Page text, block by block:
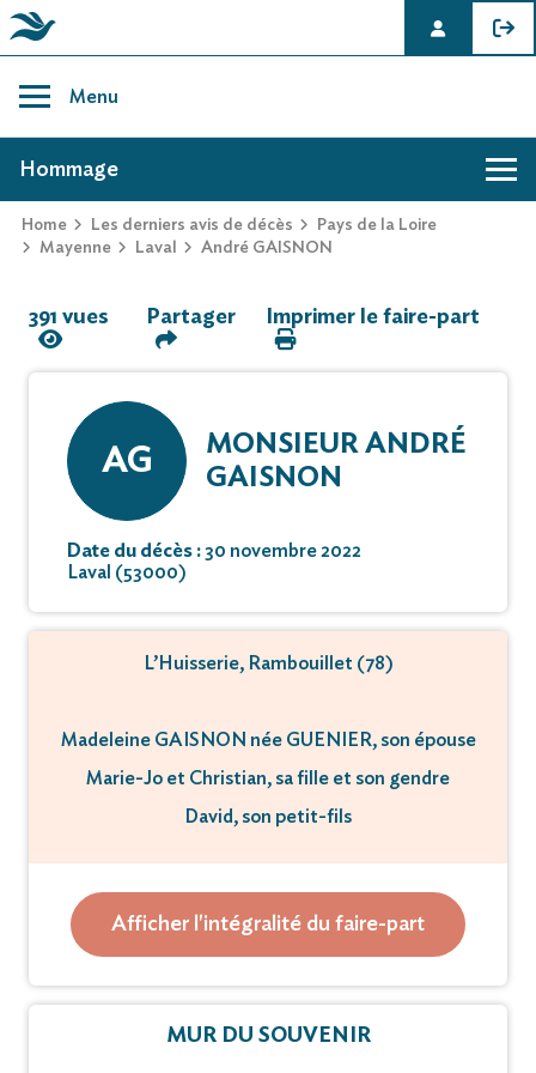
content
Menu
AVIS DE DÉCÈS DE ANDRÉ GAISNON
Home Les derniers avis de décès
Pays de la Loire
Mayenne
Laval André GAISNON
Hommage
Hommage
Mur des souvenirs
391 vues Partager Imprimer le faire-part
AG
MONSIEUR ANDRÉ
GAISNON
Date du décès :30 novembre 2022
Laval (53000)
L’Huisserie, Rambouillet (78)
Madeleine GAISNON née GUENIER, son épouse
Marie-Jo et Christian, sa fille et son gendre
David, son petit-fils
ont la tristesse de vous faire part du décès de
Afficher l'intégralité du faire-part
MUR DU SOUVENIR